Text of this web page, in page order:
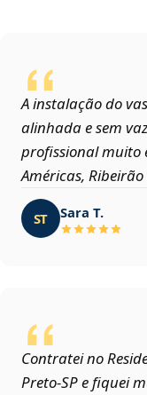
A instalação do
alinhada e sem
profissional muito
Américas, Ribeirão
ST Sara T.
Contratei no
Preto‑SP e fiquei